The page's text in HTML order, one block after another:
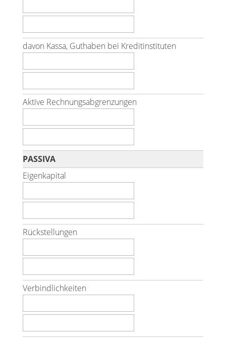
davon Kassa, Guthaben bei Kreditinstituten
Aktive Rechnungsabgrenzungen
PASSIVA
Eigenkapital
Rückstellungen
Verbindlichkeiten